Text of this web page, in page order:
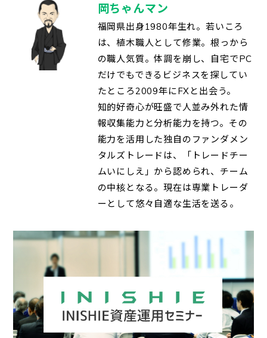
岡ちゃんマン
福岡県出身1980年生れ。若いころ
は、植木職人として修業。根っから
の職人気質。体調を崩し、自宅でPC
だけでもできるビジネスを探してい
たところ2009年にFXと出会う。
知的好奇心が旺盛で人並み外れた情
報収集能力と分析能力を持つ。その
能力を活用した独自のファンダメン
タルズトレードは、「トレードチー
ムいにしえ」から認められ、チーム
の中核となる。現在は専業トレーダ
ーとして悠々自適な生活を送る。